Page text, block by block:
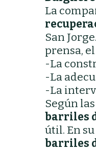
La
San
prensa,
-La
-La
-La
Según
barriles
útil. En
barriles